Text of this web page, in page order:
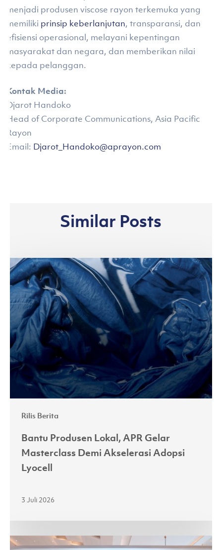
menjadi produsen viscose rayon terkemuka yang
memiliki prinsip keberlanjutan, transparansi, dan
efisiensi operasional, melayani kepentingan
masyarakat dan negara, dan memberikan nilai
kepada pelanggan.
Kontak Media:
Djarot Handoko
Head of Corporate Communications, Asia Pacific
Rayon
Email: Djarot_Handoko@aprayon.com
Similar Posts
Rilis Berita
Bantu
Produsen
Lokal,
APR
Gelar
Masterclass
Demi
Akselerasi
Adopsi
Lyocell
Bantu Produsen Lokal, APR Gelar
Masterclass Demi Akselerasi Adopsi
Lyocell
3 Juli 2026
Melalui